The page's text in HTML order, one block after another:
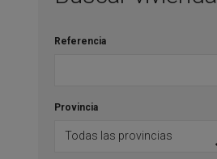
Referencia
Provincia